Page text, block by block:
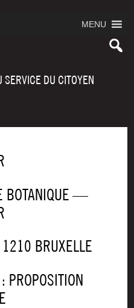
MENU
SERVICE DU CITOYEN
BOTA­NIQUE —
BRUXELLE
PRO­PO­SI­TION